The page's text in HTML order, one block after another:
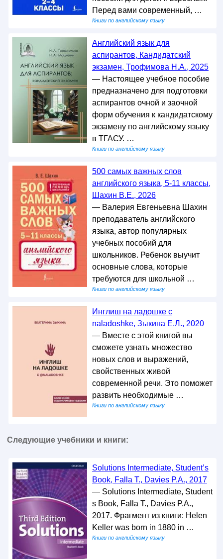
Перед вами современный, …
Книги по английскому языку
Английский язык для
аспирантов, Кандидатский
экзамен, Трофимова Н.А., 2025
— Настоящее учебное пособие
предназначено для подготовки
аспирантов очной и заочной
форм обучения к кандидатскому
экзамену по английскому языку
в ТГАСУ. …
Книги по английскому языку
500 самых важных слов
английского языка, 5-11 классы,
Шахин В.Е., 2026
— Валерия Евгеньевна Шахин
преподаватель английского
языка, автор популярных
учебных пособий для
школьников. Ребенок выучит
основные слова, которые
требуются для школьной …
Книги по английскому языку
Инглиш на ладошке с
naladoshke, Зыкина Е.Л., 2020
— Вместе с этой книгой вы
сможете узнать множество
новых слов и выражений,
свойственных живой
современной речи. Это поможет
развить необходимые …
Книги по английскому языку
Следующие учебники и книги:
Solutions Intermediate, Student’s
Book, Falla T., Davies P.A., 2017
— Solutions Intermediate, Student
s Book, Falla T., Davies P.A.,
2017. Фрагмент из книги: Helen
Keller was born in 1880 in …
Книги по английскому языку